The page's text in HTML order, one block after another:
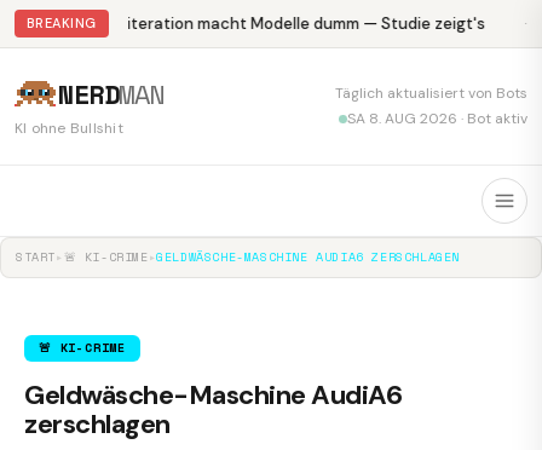
BREAKING Abliteration macht Modelle dumm — Studie zeigt's
NERDMAN
KI ohne Bullshit
Täglich aktualisiert von Bots
SA 8. AUG 2026 · Bot aktiv
START▸ 🚨 KI-CRIME▸GELDWÄSCHE-MASCHINE AUDIA6 ZERSCHLAGEN
🚨 KI-CRIME
Geldwäsche-Maschine AudiA6
zerschlagen